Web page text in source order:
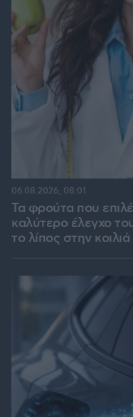
Τα φρούτα που
καλύτερο έλεγχο
το λίπος στην κοιλιά
06.08.2026, 08:01